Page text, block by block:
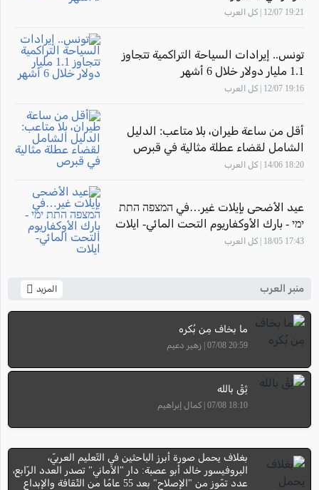
19:21 12/07 | كل العرب
تونس.. إيرادات السياحة التراكمية تتجاوز
1.1 مليار دولار خلال 6 أشهر
19:16 12/07 | كل العرب
أقل من ساعة طيران، بلا متاعب: الدليل
الشامل لقضاء عطلة مثالية في قبرص
18:20 14/06 | كل العرب
عيد الأضحى بإيلات غير…في המצפה התת
ימי - بارك الأوكفاريوم التحت المائي- ايلات
17:43 18/05 | كل العرب
منبر العرب المزيد
ما بخاف مِن بُكره
20:59 07/08 | زهير دعيم
ثِقْ بالله
18:10 07/08 | كمال إبراهيم
بغلاف يحمل صورة أبرز الباحثين في التّعليم العربيّ،
البروفيسور خالد أبو عصبة: دار "الأماني" تصدر العدد الرّابع،
عدد تمّوز من "الإصلاح" بعد 55 عامًا من الثّقافة والإبداع